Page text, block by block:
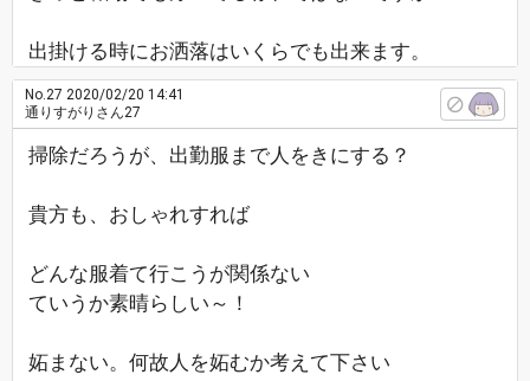
出掛ける時にお洒落はいくらでも出来ます。
No.27 2020/02/20 14:41
通りすがりさん27
掃除だろうが、出勤服まで人をきにする？
貴方も、おしゃれすれば
どんな服着て行こうが関係ない
ていうか素晴らしい～！
妬まない。何故人を妬むか考えて下さい